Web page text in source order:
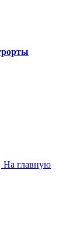
На главную